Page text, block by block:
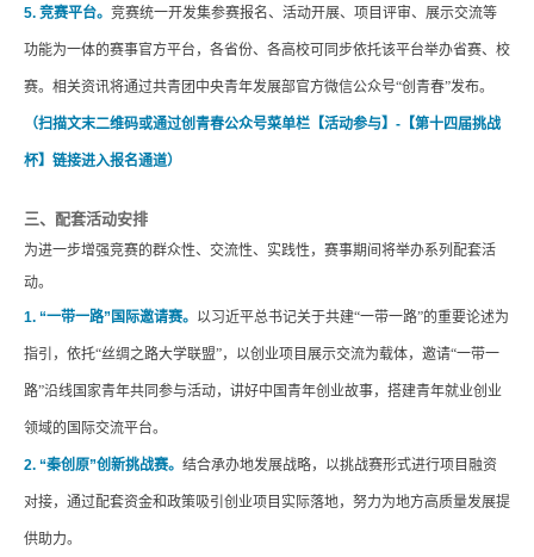
5. 竞赛平台。 竞赛统一开发集参赛报名、活动开展、项目评审、展示交流等
功能为一体的赛事官方平台，各省份、各高校可同步依托该平台举办省赛、校
赛。相关资讯将通过共青团中央青年发展部官方微信公众号“创青春”发布。
（扫描文末二维码或通过创青春公众号菜单栏【活动参与】 -【第十四届挑战
杯】链接进入报名通道）
三、配套活动安排
为进一步增强竞赛的群众性、交流性、实践性，赛事期间将举办系列配套活
动。
1. “一带一路”国际邀请赛。 以习近平总书记关于共建“一带一路”的重要论述为
指引，依托“丝绸之路大学联盟”，以创业项目展示交流为载体，邀请“一带一
路”沿线国家青年共同参与活动，讲好中国青年创业故事，搭建青年就业创业
领域的国际交流平台。
2. “秦创原”创新挑战赛。 结合承办地发展战略，以挑战赛形式进行项目融资
对接，通过配套资金和政策吸引创业项目实际落地，努力为地方高质量发展提
供助力。